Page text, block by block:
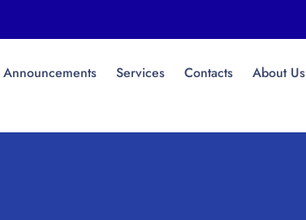
Announcements Services Contacts About Us